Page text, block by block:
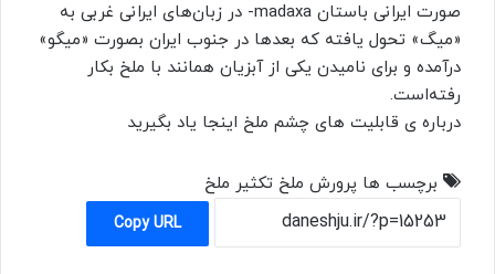
‏صورت ایرانی باستان madaxa- در زبان‌های ایرانی غربی به
«میگ» تحول یافته که بعدها در جنوب ایران بصورت «میگو»
درآمده و برای نامیدن یکی از آبزیان همانند با ملخ بکار
رفته‌است.
درباره ی قابلیت های چشم ملخ اینجا یاد بگیرید
برچسب ها پرورش ملخ تکثیر ملخ
Copy URL